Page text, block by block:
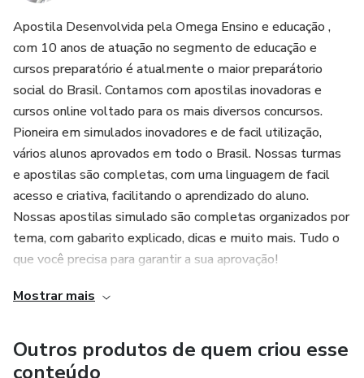
Apostila Desenvolvida pela Omega Ensino e educação ,
com 10 anos de atuação no segmento de educação e
cursos preparatório é atualmente o maior preparátorio
social do Brasil. Contamos com apostilas inovadoras e
cursos online voltado para os mais diversos concursos.
Pioneira em simulados inovadores e de facil utilização,
vários alunos aprovados em todo o Brasil. Nossas turmas
e apostilas são completas, com uma linguagem de facil
acesso e criativa, facilitando o aprendizado do aluno.
Nossas apostilas simulado são completas organizados por
tema, com gabarito explicado, dicas e muito mais. Tudo o
que você precisa para garantir a sua aprovação!
atualmente temos alunos de todos os Estados do Brasil.
Mostrar mais
Outros produtos de quem criou esse
conteúdo